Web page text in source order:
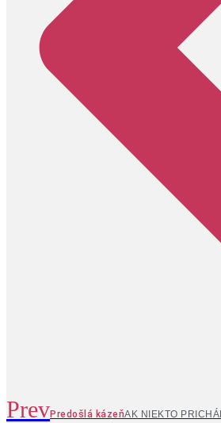
PrevPredošlá kázeňAK NIEKTO